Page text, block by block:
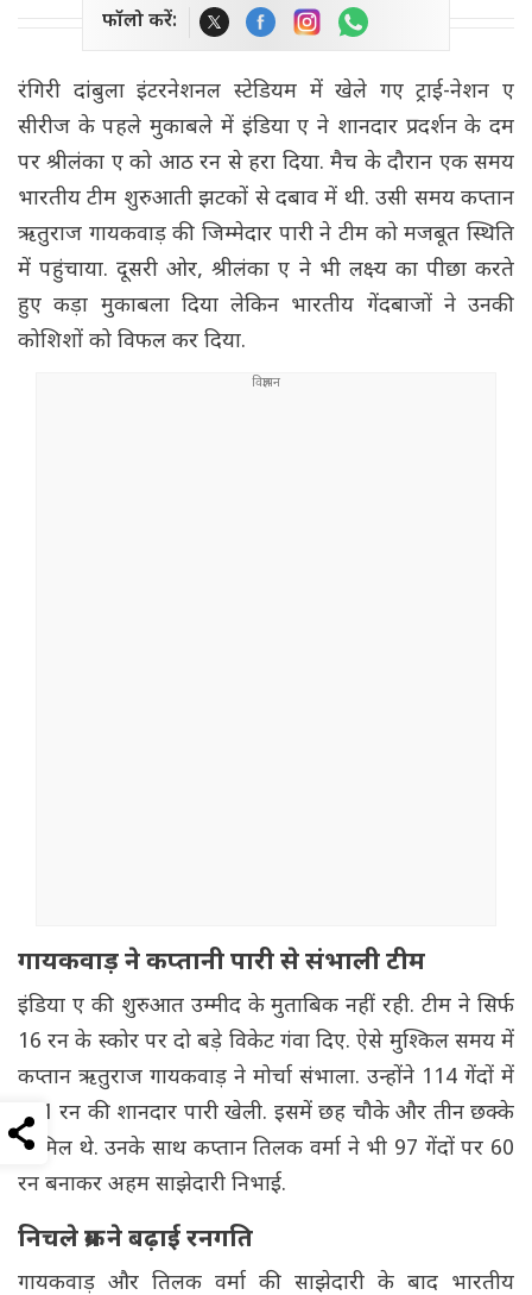
फॉलो करें:
रंगिरी दांबुला इंटरनेशनल स्टेडियम में खेले गए ट्राई-नेशन ए
सीरीज के पहले मुकाबले में इंडिया ए ने शानदार प्रदर्शन के दम
पर श्रीलंका ए को आठ रन से हरा दिया. मैच के दौरान एक समय
भारतीय टीम शुरुआती झटकों से दबाव में थी. उसी समय कप्तान
ऋतुराज गायकवाड़ की जिम्मेदार पारी ने टीम को मजबूत स्थिति
में पहुंचाया. दूसरी ओर, श्रीलंका ए ने भी लक्ष्य का पीछा करते
हुए कड़ा मुकाबला दिया लेकिन भारतीय गेंदबाजों ने उनकी
कोशिशों को विफल कर दिया.
गायकवाड़ ने कप्तानी पारी से संभाली टीम
इंडिया ए की शुरुआत उम्मीद के मुताबिक नहीं रही. टीम ने सिर्फ
16 रन के स्कोर पर दो बड़े विकेट गंवा दिए. ऐसे मुश्किल समय में
कप्तान ऋतुराज गायकवाड़ ने मोर्चा संभाला. उन्होंने 114 गेंदों में
101 रन की शानदार पारी खेली. इसमें छह चौके और तीन छक्के
शामिल थे. उनके साथ कप्तान तिलक वर्मा ने भी 97 गेंदों पर 60
रन बनाकर अहम साझेदारी निभाई.
निचले क्रम ने बढ़ाई रनगति
गायकवाड़ और तिलक वर्मा की साझेदारी के बाद भारतीय